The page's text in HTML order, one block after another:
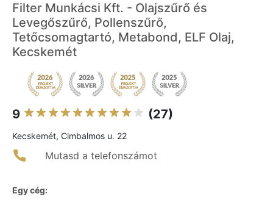
Filter Munkácsi Kft. - Olajszűrő és
Levegőszűrő, Pollenszűrő,
Tetőcsomagtartó, Metabond, ELF Olaj,
Kecskemét
9 (27)
Kecskemét, Cimbalmos u. 22
Mutasd a telefonszámot
Egy cég: